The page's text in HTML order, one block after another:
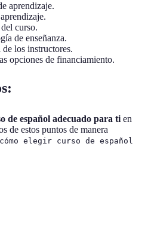
aprendizaje.
curso.
de enseñanza.
los instructores.
opciones de financiamiento.
de español adecuado para ti en
de estos puntos de manera
cómo elegir curso de español